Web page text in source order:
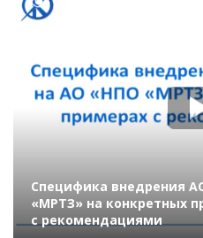
Специфика внедрения
«МРТЗ» на конкретных
с рекомендациями